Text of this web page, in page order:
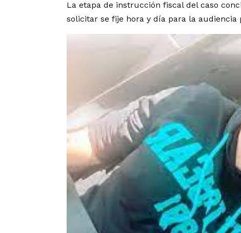
La etapa de instrucción fiscal del caso
solicitar se fije hora y día para la audiencia